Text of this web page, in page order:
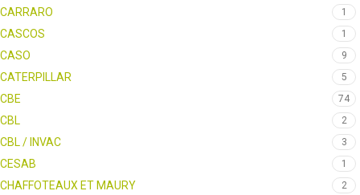
CARRARO 1
CASCOS 1
CASO 9
CATERPILLAR 5
CBE 74
CBL 2
CBL / INVAC 3
CESAB 1
CHAFFOTEAUX ET MAURY 2